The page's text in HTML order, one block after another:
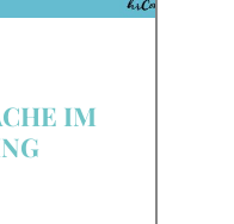
IM